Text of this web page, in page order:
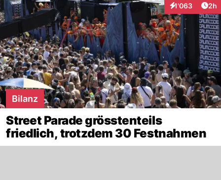
1'063
Interaktionen2h
Bilanz
Street Parade grösstenteils
friedlich, trotzdem 30 Festnahmen